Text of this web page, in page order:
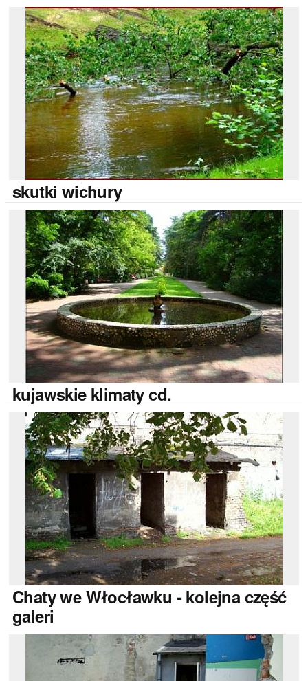
skutki wichury
kujawskieklimaty cd.
Chatywe Włocławku - kolejna część
galeri